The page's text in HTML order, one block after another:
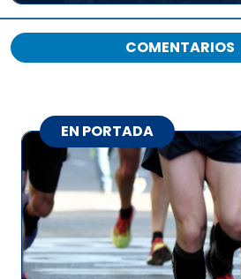
COMENTARIOS
EN PORTADA